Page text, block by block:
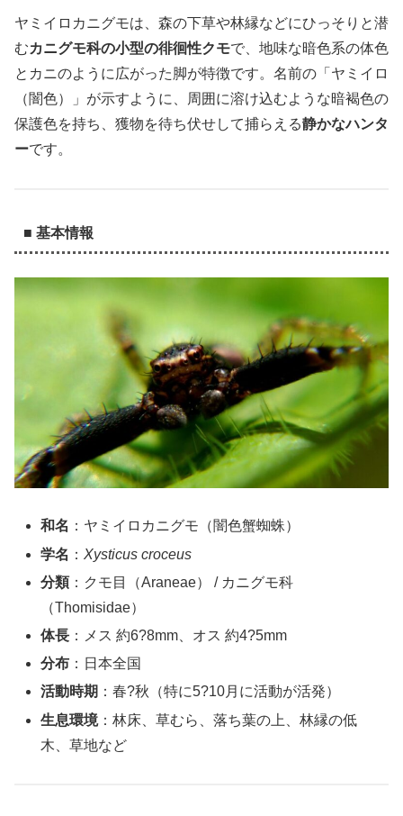
ヤミイロカニグモは、森の下草や林縁などにひっそりと潜
むカニグモ科の小型の徘徊性クモで、地味な暗色系の体色
とカニのように広がった脚が特徴です。名前の「ヤミイロ
（闇色）」が示すように、周囲に溶け込むような暗褐色の
保護色を持ち、獲物を待ち伏せして捕らえる静かなハンタ
ーです。
■ 基本情報
和名 ：ヤミイロカニグモ（闇色蟹蜘蛛）
学名 ：Xysticus croceus
分類：クモ目（Araneae） / カニグモ科
（Thomisidae）
体長 ：メス 約6?8mm、オス 約4?5mm
分布 ：日本全国
活動時期 ：春?秋（特に5?10月に活動が活発）
生息環境：林床、草むら、落ち葉の上、林縁の低
木、草地など